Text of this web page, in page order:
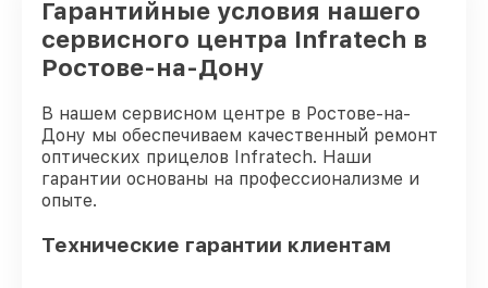
Гарантийные условия нашего
сервисного центра Infratech в
Ростове-на-Дону
В нашем сервисном центре в Ростове-на-
Дону мы обеспечиваем качественный ремонт
оптических прицелов Infratech. Наши
гарантии основаны на профессионализме и
опыте.
Технические гарантии клиентам